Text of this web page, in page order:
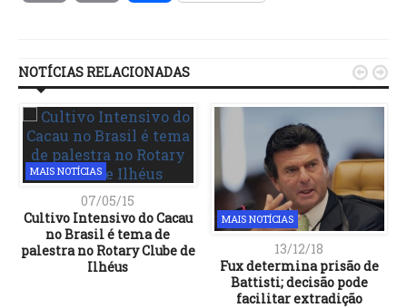
NOTÍCIAS RELACIONADAS
MAIS NOTÍCIAS
07/05/15
Cultivo Intensivo do Cacau
no Brasil é tema de
palestra no Rotary Clube de
Ilhéus
MAIS NOTÍCIAS
13/12/18
Fux determina prisão de
Battisti; decisão pode
facilitar extradição
 